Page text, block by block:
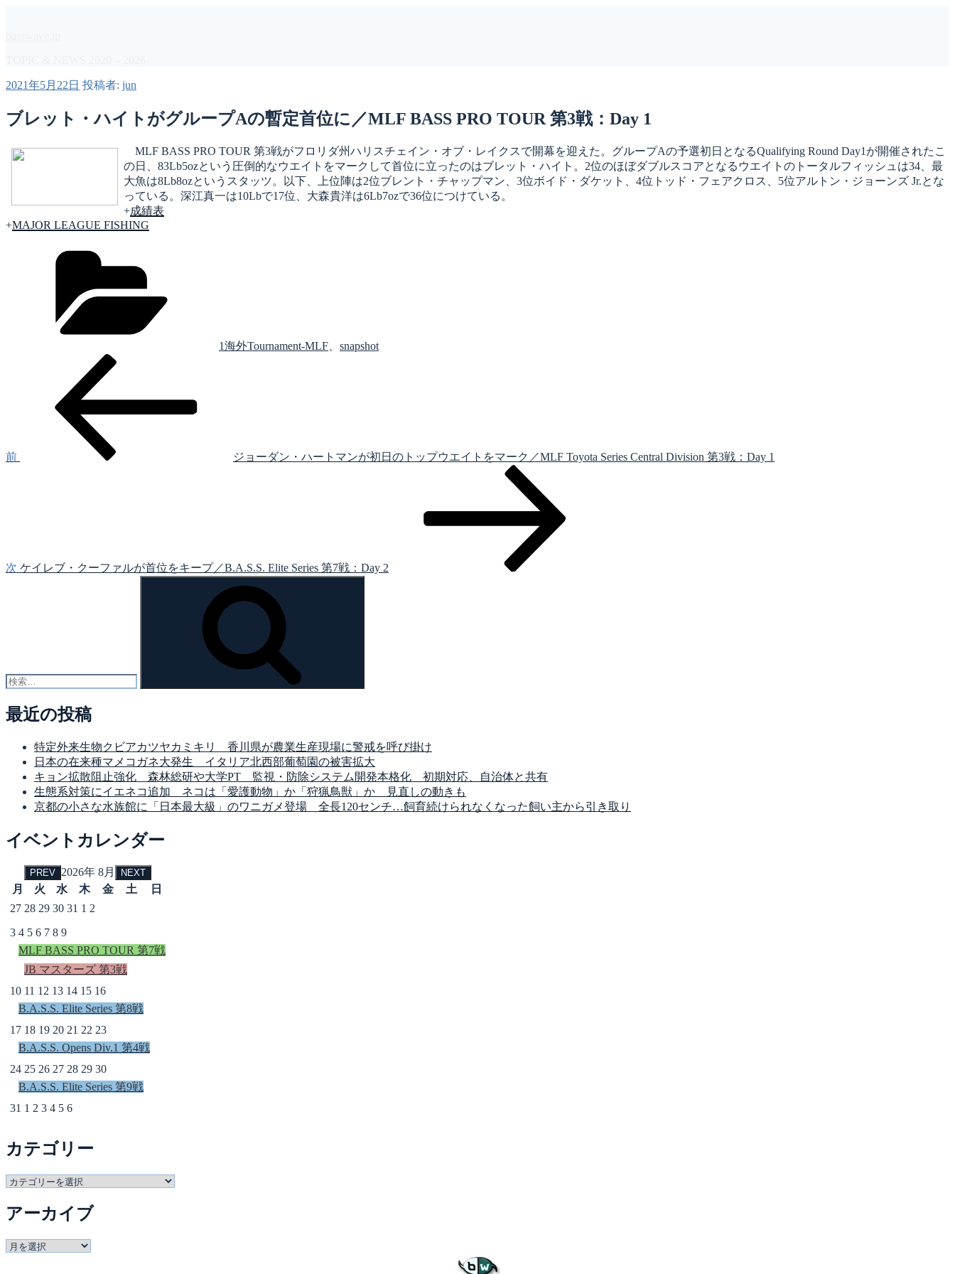
へ
キ
プ
投
日:
2021年5月22日 投稿者: jun
ブレット・ハイトがグループAの暫定首位に／MLF BASS PRO TOUR 第3戦：Day 1
MLF BASS PRO TOUR 第3戦がフロリダ州ハリスチェイン・オブ・レイクスで開幕を迎えた。グループAの予選初日となるQualifying Round Day1が開催されたこ
の日、83Lb5ozという圧倒的なウエイトをマークして首位に立ったのはブレット・ハイト。2位のほぼダブルスコアとなるウエイトのトータルフィッシュは34、最
大魚は8Lb8ozというスタッツ。以下、上位陣は2位ブレント・チャップマン、3位ボイド・ダケット、4位トッド・フェアクロス、5位アルトン・ジョーンズ Jr.とな
っている。深江真一は10Lbで17位、大森貴洋は6Lb7ozで36位につけている。
+成績表
+MAJOR LEAGUE FISHING
1海外Tournament-MLF snapshot
ゲ
前
ジョーダン・ハートマンが初日のトップウエイトをマーク／MLF Toyota Series Central Division 第3戦：Day 1
次 ケイレブ・クーファルが首位をキープ／B.A.S.S. Elite Series 第7戦：Day 2
最近の投稿
特定外来生物クビアカツヤカミキリ 香川県が農業生産現場に警戒を呼び掛け
日本の在来種マメコガネ大発生 イタリア北西部葡萄園の被害拡大
キョン拡散阻止強化 森林総研や大学PT 監視・防除システム開発本格化 初期対応、自治体と共有
生態系対策にイエネコ追加 ネコは「愛護動物」か「狩猟鳥獣」か 見直しの動きも
京都の小さな水族館に「日本最大級」のワニガメ登場 全長120センチ…飼育続けられなくなった飼い主から引き取り
イベントカレンダー
PREV 2026年 8月 NEXT
月 火 水 木 金 土
日
27 28 29 30 31 1 2
3 4 5 6 7 8 9
MLF BASS PRO TOUR 第7戦
JB マスターズ 第3戦
10 11 12 13 14 15 16
B.A.S.S. Elite Series 第8戦
17 18 19 20 21 22 23
B.A.S.S. Opens Div.1 第4戦
24 25 26 27 28 29 30
B.A.S.S. Elite Series 第9戦
31 1 2 3 4 5 6
カテゴリー
カ
ゴ
ー
アーカイブ
ア